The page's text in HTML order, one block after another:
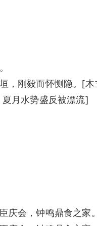
，刚毅而怀恻隐。[
月水势盛反被漂流]
庆会，钟鸣鼎食之家。